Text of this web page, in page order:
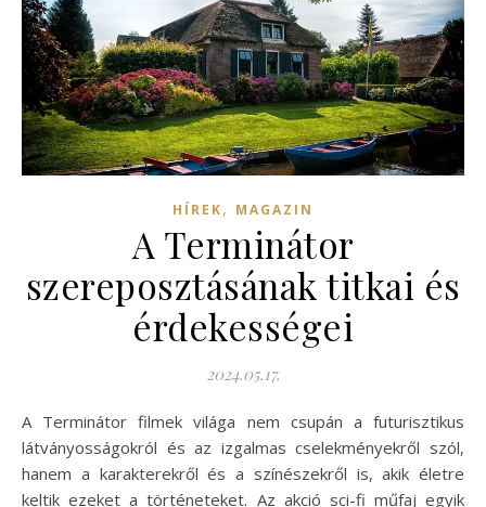
HÍREK, MAGAZIN
A Terminátor
szereposztásának titkai és
érdekességei
2024.05.17.
A Terminátor filmek világa nem csupán a futurisztikus
látványosságokról és az izgalmas cselekményekről szól,
hanem a karakterekről és a színészekről is, akik életre
keltik ezeket a történeteket. Az akció sci-fi műfaj egyik